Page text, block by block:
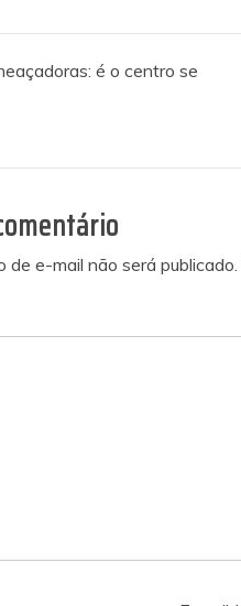
é o centro se
de e-mail não será publicado.